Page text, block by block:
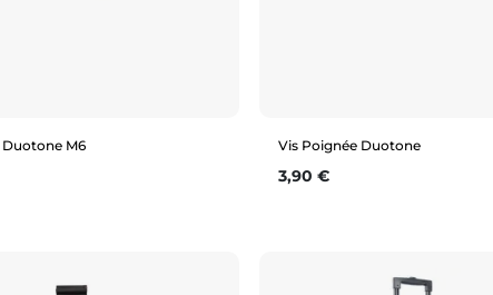
M6
25mm
Vis Poignée Duotone
Prix
3,90 €